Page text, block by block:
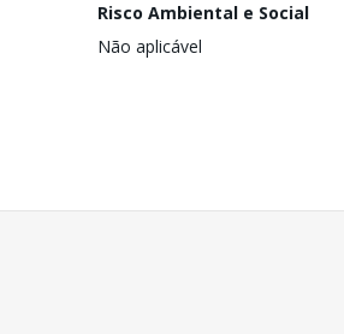
Risco Ambiental e Social
Não aplicável